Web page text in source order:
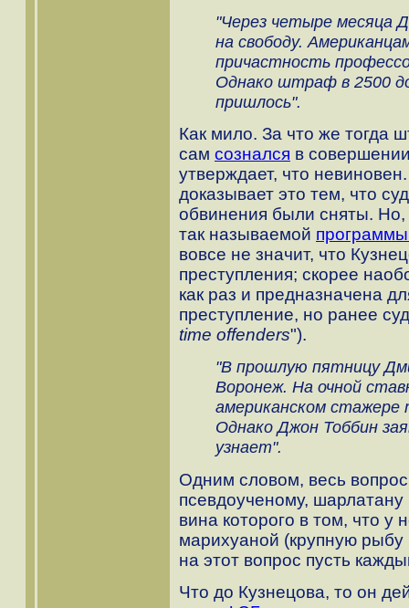
"Через четыре месяца
на свободу.
причастность
Однако штраф в 2500
пришлось".
Как мило. За что же тогда
сам сознался в
утверждает, что
доказывает это тем, что
обвинения были сняты. Но,
так называемой
вовсе не значит, что
преступления; скорее
как раз и предназначена
преступление, но ранее
time offenders").
"В прошлую пятницу
Воронеж. На очной
американском
Однако Джон Тоббин
узнает".
Одним словом, весь
псевдоученому,
вина которого в том, что у
марихуаной (крупную рыбу
на этот вопрос пусть
Что до Кузнецова, то он